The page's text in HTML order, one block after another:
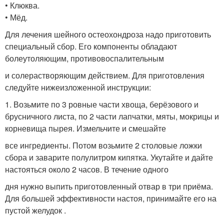
• Клюква.
• Мёд.
Для лечения шейного остеохондроза надо приготовить
специальный сбор. Его компоненты обладают
болеутоляющим, противовоспалительным
и солерастворяющим действием. Для приготовления
следуйте нижеизложенной инструкции:
1. Возьмите по 3 ровные части хвоща, берёзового и
брусничного листа, по 2 части лапчатки, мяты, мокрицы и
корневища пырея. Измельчите и смешайте
все ингредиенты. Потом возьмите 2 столовые ложки
сбора и заварите полулитром кипятка. Укутайте и дайте
настояться около 2 часов. В течение одного
дня нужно выпить приготовленный отвар в три приёма.
Для большей эффективности настоя, принимайте его на
пустой желудок .